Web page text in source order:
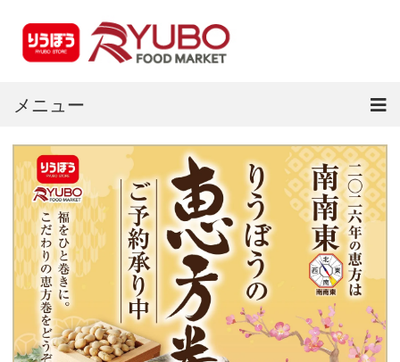
メニュー
ホーム
最新チラシ
店舗情報
店頭受取サービス
会社概要
求人情報